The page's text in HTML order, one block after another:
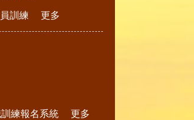
訓練 更多
練報名系統 更多